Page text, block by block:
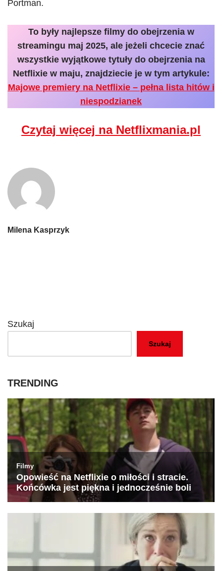
Portman.
To były najlepsze filmy do obejrzenia w
streamingu maj 2025, ale jeżeli chcecie znać
wszystkie wyjątkowe tytuły do obejrzenia na
Netflixie w maju, znajdziecie je w tym artykule:
Majowe premiery na Netflixie – pełna lista hitów i
niespodzianek
Czytaj więcej na Netflixmania.pl
Milena Kasprzyk
Szukaj
Szukaj
TRENDING